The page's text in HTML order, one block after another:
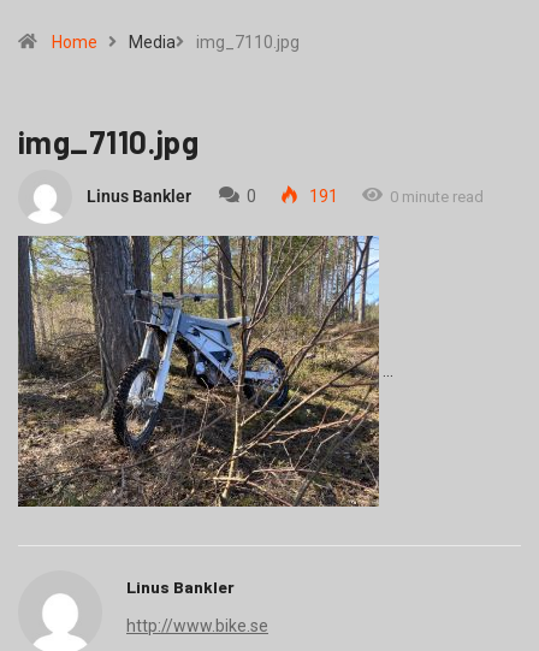
Home Media img_7110.jpg
img_7110.jpg
Linus Bankler 0 191 0 minute read
Linus Bankler
http://www.bike.se